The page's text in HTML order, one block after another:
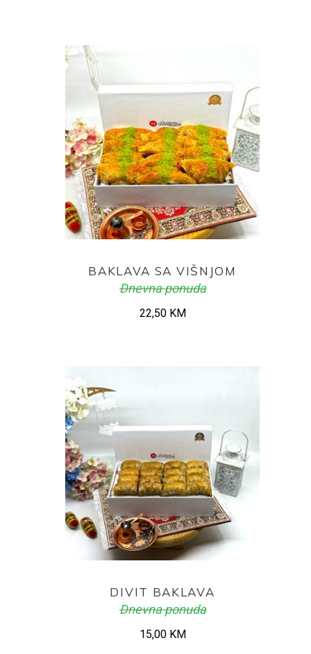
BAKLAVA SA VIŠNJOM
Dnevna ponuda
22,50 KM
DIVIT BAKLAVA
Dnevna ponuda
15,00 KM